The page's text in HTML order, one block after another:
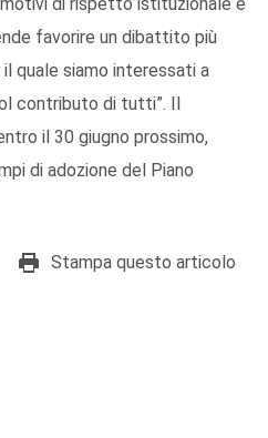
di rispetto istituzionale e
favorire un dibattito più
quale siamo interessati a
contributo di tutti”. Il
il 30 giugno prossimo,
di adozione del Piano
Stampa questo articolo